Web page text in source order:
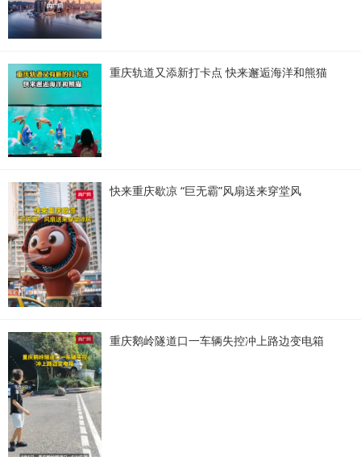
重庆轨道又添新打卡点 快来邂逅海洋和熊猫
快来重庆歇凉 “巨无霸”风扇送来穿堂风
重庆鹅岭隧道口一车辆失控冲上路边变电箱